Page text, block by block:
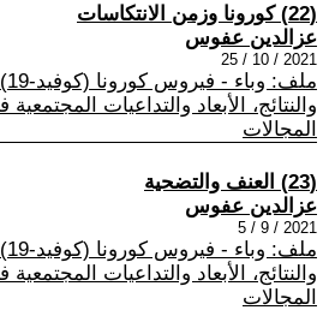
(22) كورونا وزمن الانتكاسات
عزالدين عفوس
2021 / 10 / 25
والنتائج، الأبعاد والتداعيات
المجالات
(23) العنف والتضحية
عزالدين عفوس
2021 / 9 / 5
والنتائج، الأبعاد والتداعيات
المجالات